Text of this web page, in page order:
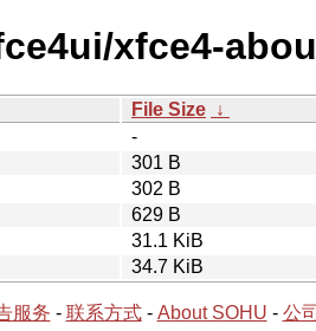
xfce4-
File Size ↓
-
301 B
302 B
629 B
31.1 KiB
34.7 KiB
服务 - 联系方式- About SOHU - 公